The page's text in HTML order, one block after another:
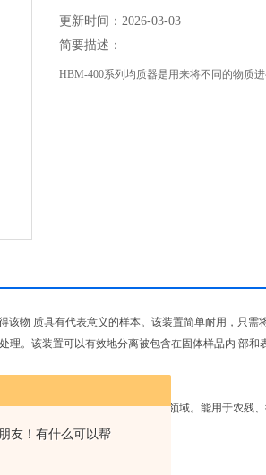
友！有什么可以帮
更新时间：2026-03-03
简要描述：
HBM-400系列均质器是用来将不同的物质
物 质具有代表意义的样本。该装置简单耐用，只需
理。该装置可以有效地分离被包含在固体样品内 部
校、科研机构、环境监测机构等领域。能用于农残